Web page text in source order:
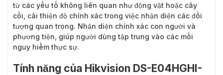
từ các yếu tố không liên quan như động vật hoặc cây
cối, cải thiện độ chính xác trong việc nhận diện các đối
tượng quan trọng. Nhận diện chính xác con người và
phương tiện, giúp người dùng tập trung vào các mối
nguy hiểm thực sự.
Tính năng của Hikvision DS-E04HGHI-